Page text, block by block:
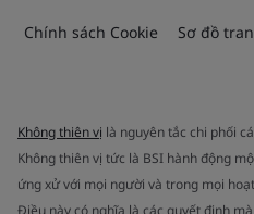
Chính sách Cookie Sơ đồ
Không thiên vị là nguyên tắc chi phối
Không thiên vị tức là BSI hành động
ứng xử với mọi người và trong mọi
Điều này có nghĩa là các quyết định